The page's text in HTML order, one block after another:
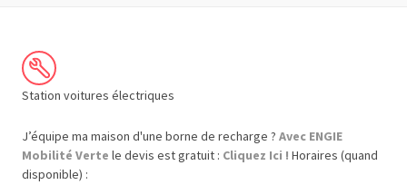
Station voitures électriques
J’équipe ma maison d'une borne de recharge ? Avec ENGIE
Mobilité Verte le devis est gratuit : Cliquez Ici ! Horaires (quand
disponible) :